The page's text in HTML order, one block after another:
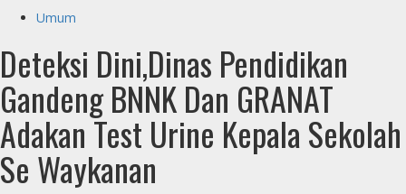
Umum
Deteksi Dini,Dinas Pendidikan
Gandeng BNNK Dan GRANAT
Adakan Test Urine Kepala Sekolah
Se Waykanan